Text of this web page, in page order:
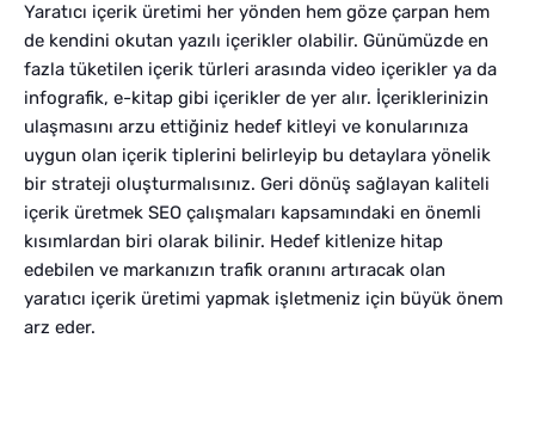
Yaratıcı içerik üretimi her yönden hem göze çarpan hem
de kendini okutan yazılı içerikler olabilir. Günümüzde en
fazla tüketilen içerik türleri arasında video içerikler ya da
infografik, e-kitap gibi içerikler de yer alır. İçeriklerinizin
ulaşmasını arzu ettiğiniz hedef kitleyi ve konularınıza
uygun olan içerik tiplerini belirleyip bu detaylara yönelik
bir strateji oluşturmalısınız. Geri dönüş sağlayan kaliteli
içerik üretmek SEO çalışmaları kapsamındaki en önemli
kısımlardan biri olarak bilinir. Hedef kitlenize hitap
edebilen ve markanızın trafik oranını artıracak olan
yaratıcı içerik üretimi yapmak işletmeniz için büyük önem
arz eder.